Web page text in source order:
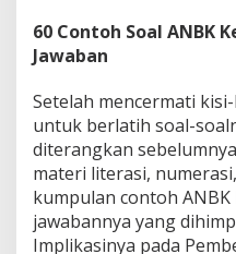
60 Contoh Soal ANBK
Jawaban
Setelah mencermati
untuk berlatih soal-
diterangkan
materi literasi,
kumpulan contoh
jawabannya yang
Implikasinya pada